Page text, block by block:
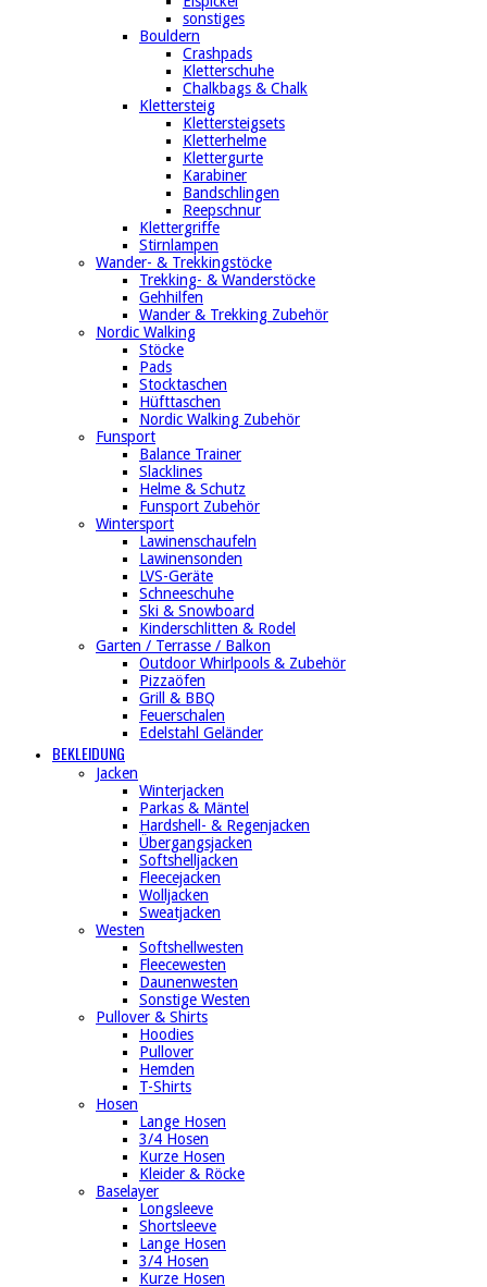
sonstiges
Bouldern
Crashpads
Kletterschuhe
Chalkbags & Chalk
Klettersteig
Klettersteigsets
Kletterhelme
Klettergurte
Karabiner
Bandschlingen
Reepschnur
Klettergriffe
Stirnlampen
Wander- & Trekkingstöcke
Trekking- & Wanderstöcke
Gehhilfen
Wander & Trekking Zubehör
Nordic Walking
Stöcke
Pads
Stocktaschen
Hüfttaschen
Nordic Walking Zubehör
Funsport
Balance Trainer
Slacklines
Helme & Schutz
Funsport Zubehör
Wintersport
Lawinenschaufeln
Lawinensonden
LVS-Geräte
Schneeschuhe
Ski & Snowboard
Kinderschlitten & Rodel
Garten / Terrasse / Balkon
Outdoor Whirlpools & Zubehör
Pizzaöfen
Grill & BBQ
Feuerschalen
Edelstahl Geländer
BEKLEIDUNG
Jacken
Winterjacken
Parkas & Mäntel
Hardshell- & Regenjacken
Übergangsjacken
Softshelljacken
Fleecejacken
Wolljacken
Sweatjacken
Westen
Softshellwesten
Fleecewesten
Daunenwesten
Sonstige Westen
Pullover & Shirts
Hoodies
Pullover
Hemden
T-Shirts
Hosen
Lange Hosen
3/4 Hosen
Kurze Hosen
Kleider & Röcke
Baselayer
Longsleeve
Shortsleeve
Lange Hosen
3/4 Hosen
Kurze Hosen